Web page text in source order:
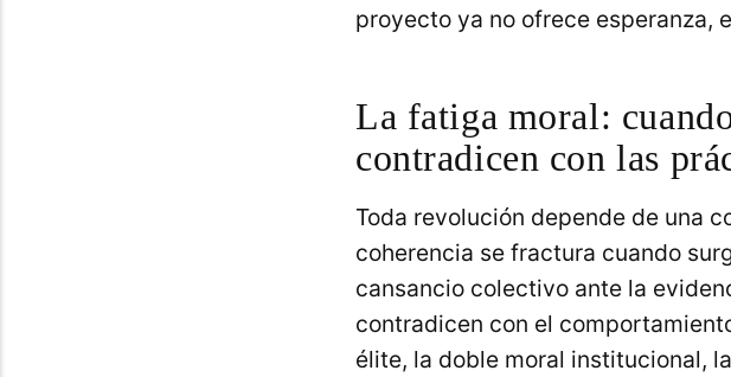
proyecto ya no ofrece esperanza,
La fatiga moral:
contradicen con las
Toda revolución depende de una
coherencia se fractura cuando
cansancio colectivo ante la
contradicen con el
élite, la doble moral institucional,